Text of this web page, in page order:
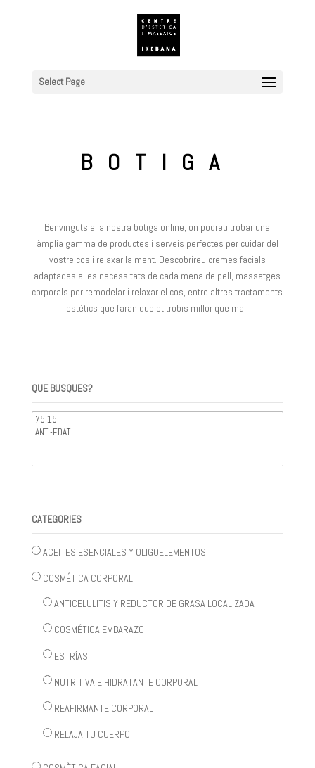
Select Page
BOTIGA
Benvinguts a la nostra botiga online, on podreu trobar una
àmplia gamma de productes i serveis perfectes per cuidar del
vostre cos i relaxar la ment. Descobrireu cremes facials
adaptades a les necessitats de cada mena de pell, massatges
corporals per remodelar i relaxar el cos, entre altres tractaments
estètics que faran que et trobis millor que mai.
QUE BUSQUES?
CATEGORIES
ACEITES ESENCIALES Y OLIGOELEMENTOS
COSMÉTICA CORPORAL
ANTICELULITIS Y REDUCTOR DE GRASA LOCALIZADA
COSMÉTICA EMBARAZO
ESTRÍAS
NUTRITIVA E HIDRATANTE CORPORAL
REAFIRMANTE CORPORAL
RELAJA TU CUERPO